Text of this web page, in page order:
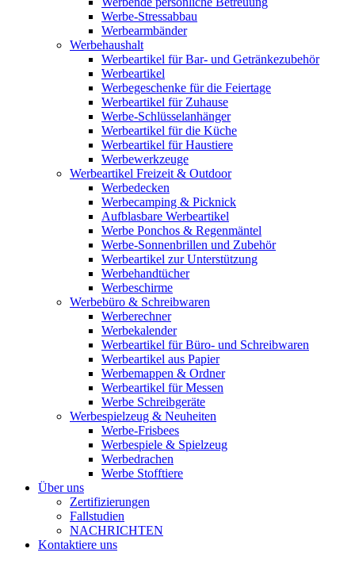
Werbe-Stressabbau
Werbearmbänder
Werbehaushalt
Werbeartikel für Bar- und Getränkezubehör
Werbeartikel
Werbegeschenke für die Feiertage
Werbeartikel für Zuhause
Werbe-Schlüsselanhänger
Werbeartikel für die Küche
Werbeartikel für Haustiere
Werbewerkzeuge
Werbeartikel Freizeit & Outdoor
Werbedecken
Werbecamping & Picknick
Aufblasbare Werbeartikel
Werbe Ponchos & Regenmäntel
Werbe-Sonnenbrillen und Zubehör
Werbeartikel zur Unterstützung
Werbehandtücher
Werbeschirme
Werbebüro & Schreibwaren
Werberechner
Werbekalender
Werbeartikel für Büro- und Schreibwaren
Werbeartikel aus Papier
Werbemappen & Ordner
Werbeartikel für Messen
Werbe Schreibgeräte
Werbespielzeug & Neuheiten
Werbe-Frisbees
Werbespiele & Spielzeug
Werbedrachen
Werbe Stofftiere
Über uns
Zertifizierungen
Fallstudien
NACHRICHTEN
Kontaktiere uns